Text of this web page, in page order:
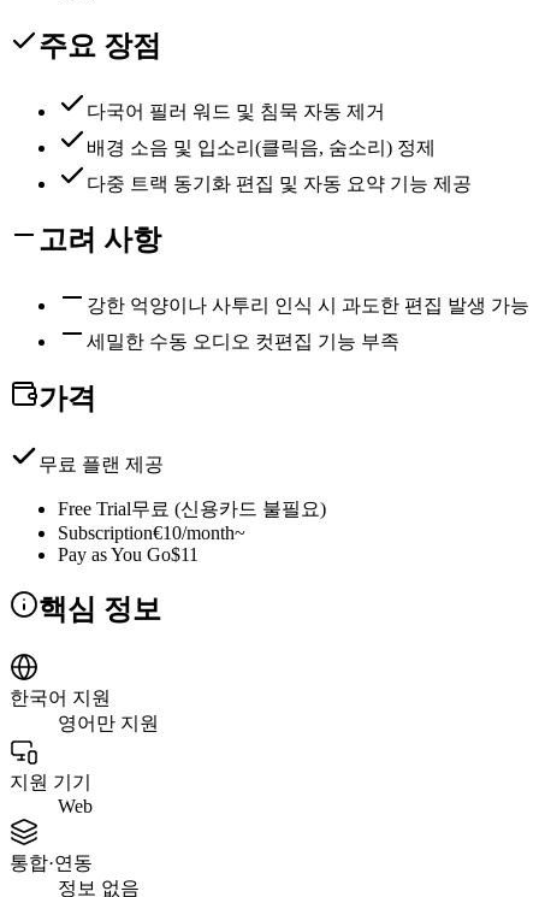
주요 장점
다국어 필러 워드 및 침묵 자동 제거
배경 소음 및 입소리(클릭음, 숨소리) 정제
다중 트랙 동기화 편집 및 자동 요약 기능 제공
고려 사항
강한 억양이나 사투리 인식 시 과도한 편집 발생 가능
세밀한 수동 오디오 컷편집 기능 부족
가격
무료 플랜 제공
Free Trial무료 (신용카드 불필요)
Subscription€10/month~
Pay as You Go$11
핵심 정보
한국어 지원
영어만 지원
지원 기기
Web
통합·연동
정보 없음